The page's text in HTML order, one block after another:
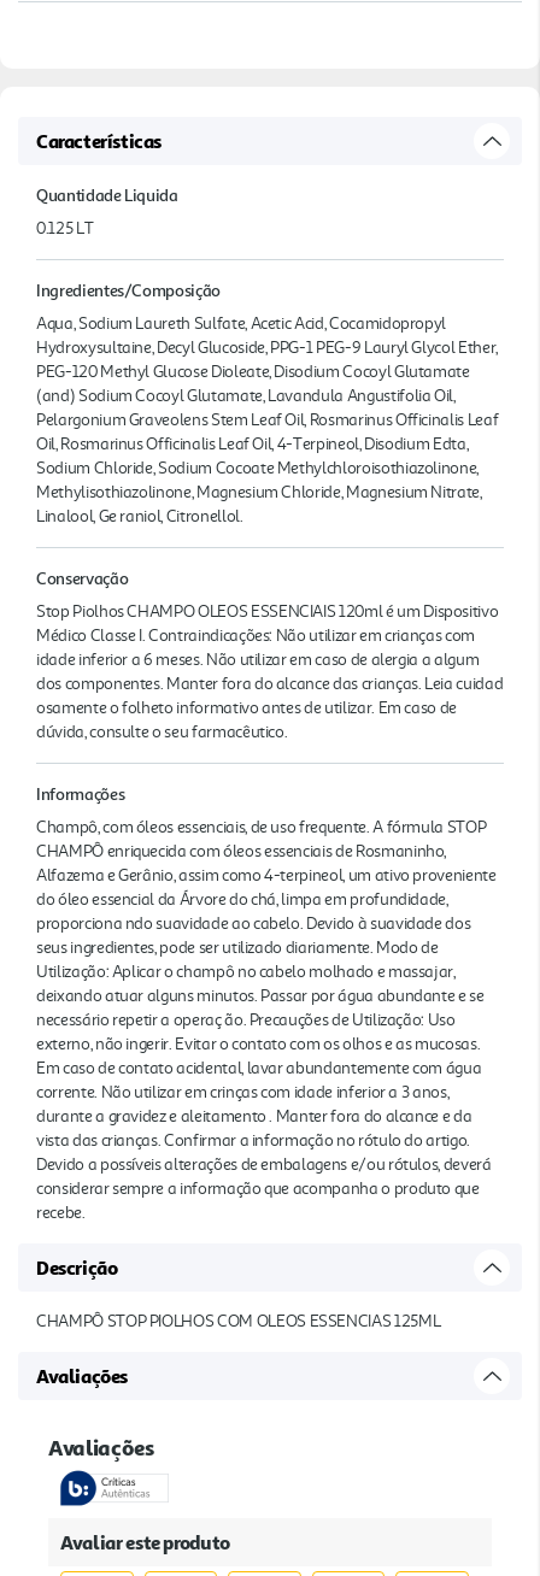
Características
Quantidade Liquida
0.125 LT
Ingredientes/Composição
Aqua, Sodium Laureth Sulfate, Acetic Acid, Cocamidopropyl
Hydroxysultaine, Decyl Glucoside, PPG-1 PEG-9 Lauryl Glycol Ether,
PEG-120 Methyl Glucose Dioleate, Disodium Cocoyl Glutamate
(and) Sodium Cocoyl Glutamate, Lavandula Angustifolia Oil,
Pelargonium Graveolens Stem Leaf Oil, Rosmarinus Officinalis Leaf
Oil, Rosmarinus Officinalis Leaf Oil, 4-Terpineol, Disodium Edta,
Sodium Chloride, Sodium Cocoate Methylchloroisothiazolinone,
Methylisothiazolinone, Magnesium Chloride, Magnesium Nitrate,
Linalool, Ge raniol, Citronellol.
Conservação
Stop Piolhos CHAMPO OLEOS ESSENCIAIS 120ml é um Dispositivo
Médico Classe I. Contraindicações: Não utilizar em crianças com
idade inferior a 6 meses. Não utilizar em caso de alergia a algum
dos componentes. Manter fora do alcance das crianças. Leia cuidad
osamente o folheto informativo antes de utilizar. Em caso de
dúvida, consulte o seu farmacêutico.
Informações
Champô, com óleos essenciais, de uso frequente. A fórmula STOP
CHAMPÔ enriquecida com óleos essenciais de Rosmaninho,
Alfazema e Gerânio, assim como 4-terpineol, um ativo proveniente
do óleo essencial da Árvore do chá, limpa em profundidade,
proporciona ndo suavidade ao cabelo. Devido à suavidade dos
seus ingredientes, pode ser utilizado diariamente. Modo de
Utilização: Aplicar o champô no cabelo molhado e massajar,
deixando atuar alguns minutos. Passar por água abundante e se
necessário repetir a operaç ão. Precauções de Utilização: Uso
externo, não ingerir. Evitar o contato com os olhos e as mucosas.
Em caso de contato acidental, lavar abundantemente com água
corrente. Não utilizar em crinças com idade inferior a 3 anos,
durante a gravidez e aleitamento . Manter fora do alcance e da
vista das crianças. Confirmar a informação no rótulo do artigo.
Devido a possíveis alterações de embalagens e/ou rótulos, deverá
considerar sempre a informação que acompanha o produto que
recebe.
Descrição
CHAMPÔ STOP PIOLHOS COM OLEOS ESSENCIAS 125ML
Avaliações